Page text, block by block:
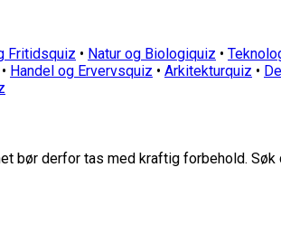
Fritidsquiz • Natur og Biologiquiz •
• Handel og Ervervsquiz • Arkitekturquiz •
bør derfor tas med kraftig forbehold.